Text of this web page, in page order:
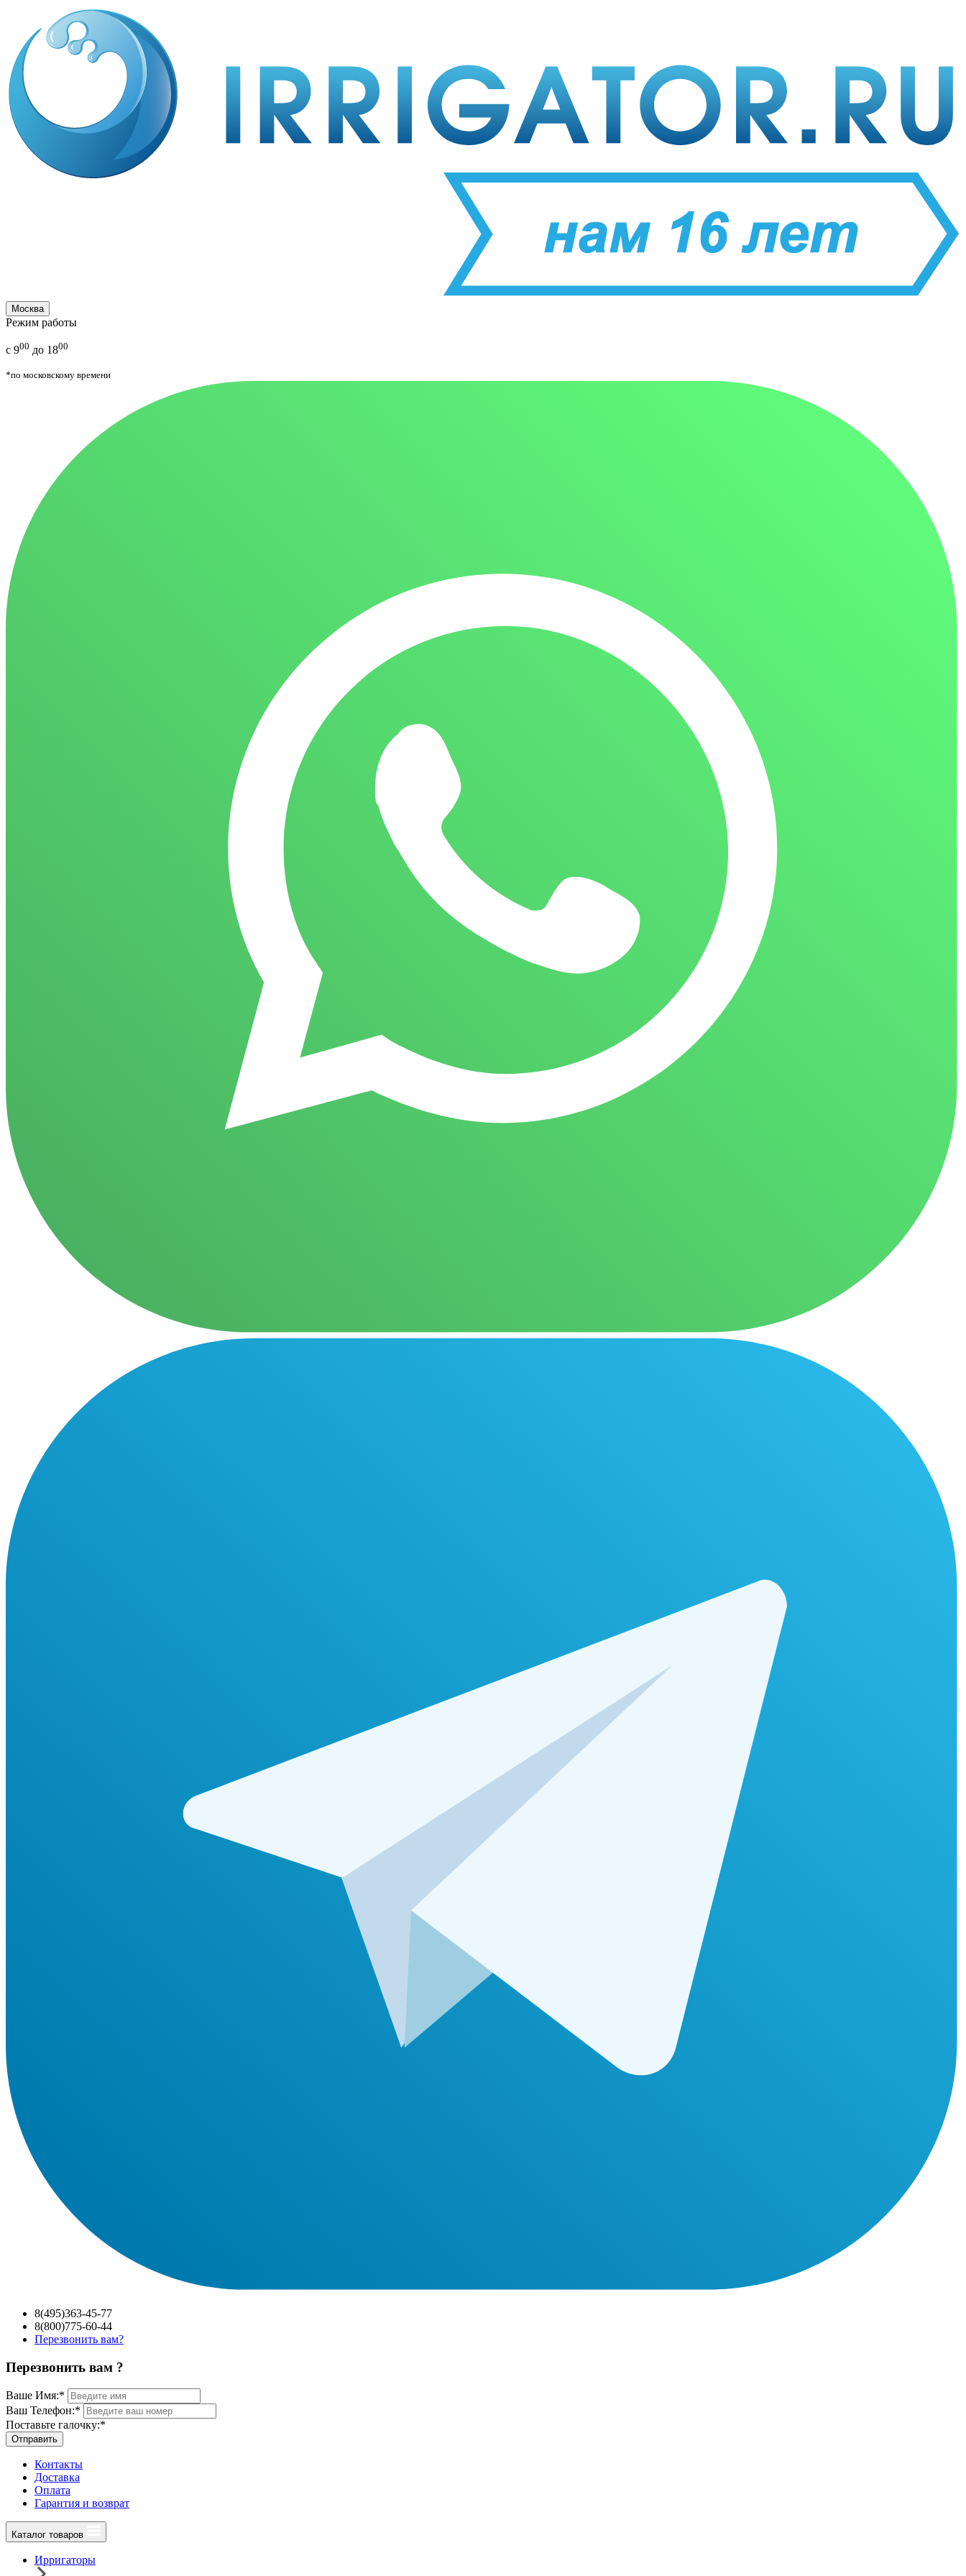
Москва
Режим работы
с 900 до 1800
*по московскому времени
8(495)363-45-77
8(800)775-60-44
Перезвонить вам?
Перезвонить вам ?
Ваше Имя:*
Ваш Телефон:*
Поставьте галочку:*
Отправить
Контакты
Доставка
Оплата
Гарантия и возврат
Каталог товаров
Ирригаторы